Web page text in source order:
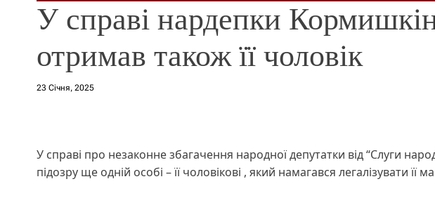
У справі нардепки
отримав також її чоловік
23 Січня, 2025
У справі про незаконне збагачення народної депутатки від “Слуги
підозру ще одній особі – її чоловікові , який намагався легалізувати її